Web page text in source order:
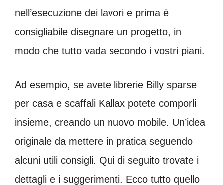
nell’esecuzione dei lavori e prima è
consigliabile disegnare un progetto, in
modo che tutto vada secondo i vostri piani.
Ad esempio, se avete librerie Billy sparse
per casa e scaffali Kallax potete comporli
insieme, creando un nuovo mobile. Un’idea
originale da mettere in pratica seguendo
alcuni utili consigli. Qui di seguito trovate i
dettagli e i suggerimenti. Ecco tutto quello